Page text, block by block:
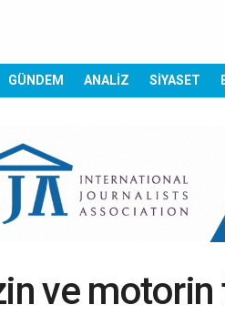
GÜNDEM ANALİZ SİYASET
ve motorin